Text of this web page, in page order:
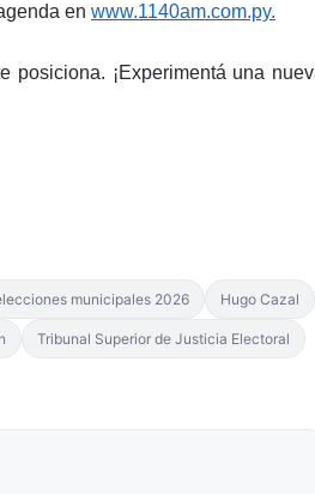
en www.1140am.com.py.
posiciona. ¡Experimentá una
municipales 2026 Hugo Cazal
Tribunal Superior de Justicia Electoral